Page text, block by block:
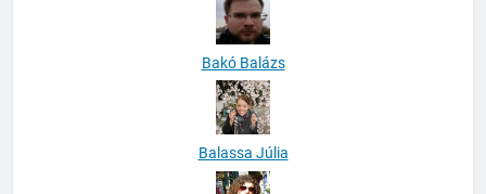
Bakó Balázs
Balassa Júlia